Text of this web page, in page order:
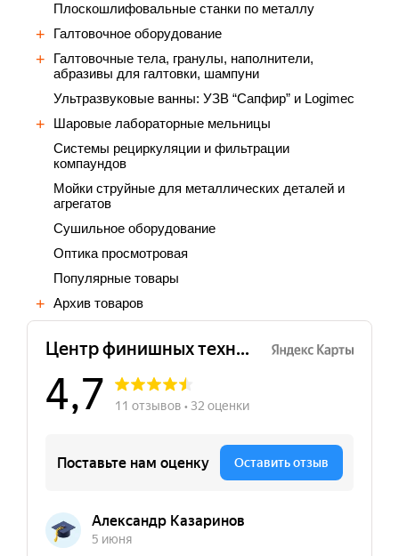
Плоскошлифовальные станки по металлу
Галтовочное оборудование
Галтовочные тела, гранулы, наполнители,
абразивы для галтовки, шампуни
Ультразвуковые ванны: УЗВ “Сапфир” и Logimec
Шаровые лабораторные мельницы
Cистемы рециркуляции и фильтрации
компаундов
Мойки струйные для металлических деталей и
агрегатов
Сушильное оборудование
Оптика просмотровая
Популярные товары
Архив товаров